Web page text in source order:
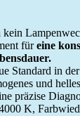
kein
füreine
Standard in
und
präzise
K,